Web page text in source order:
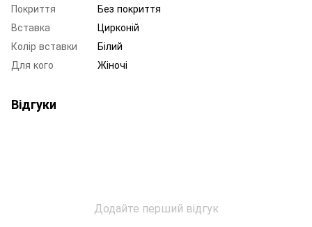
Покриття
Без покриття
Вставка
Цирконій
Колір вставки
Білий
Для кого
Жіночі
Відгуки
Додайте перший відгук